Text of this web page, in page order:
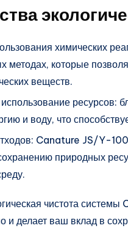
химических
методах, которые
веществ.
ресурсов:
и воду, что
Canature JS/Y-100
природных
чистота
и делает ваш вклад в